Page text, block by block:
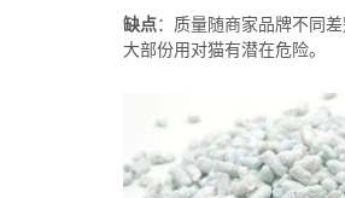
缺点：质量随商家品牌不同
大部份用对猫有潜在危险。